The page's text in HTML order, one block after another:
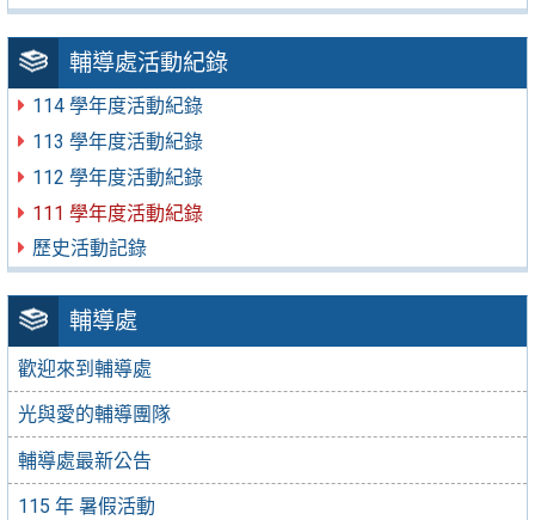
輔導處活動紀錄
114 學年度活動紀錄
113 學年度活動紀錄
112 學年度活動紀錄
111 學年度活動紀錄
歷史活動記錄
輔導處
歡迎來到輔導處
光與愛的輔導團隊
輔導處最新公告
115 年 暑假活動